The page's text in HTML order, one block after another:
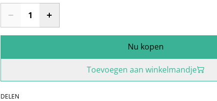
Nu kopen
Toevoegen aan winkelmandje
DELEN